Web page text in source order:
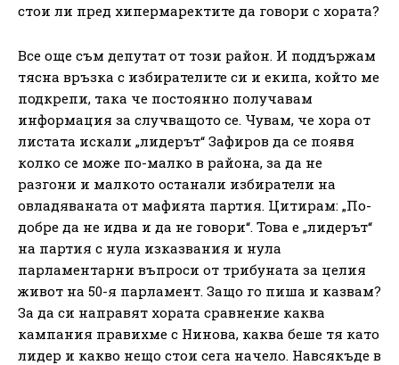
стои ли пред хипермаректите да говори с хората?
Все още съм депутат от този район. И поддържам
тясна връзка с избирателите си и екипа, който ме
подкрепи, така че постоянно получавам
информация за случващото се. Чувам, че хора от
листата искали „лидерът“ Зафиров да се появя
колко се може по-малко в района, за да не
разгони и малкото останали избиратели на
овладяваната от мафията партия. Цитирам: „По-
добре да не идва и да не говори“. Това е „лидерът“
на партия с нула изказвания и нула
парламентарни въпроси от трибуната за целия
живот на 50-я парламент. Защо го пиша и казвам?
За да си направят хората сравнение каква
кампания правихме с Нинова, каква беше тя като
лидер и какво нещо стои сега начело. Навсякъде в